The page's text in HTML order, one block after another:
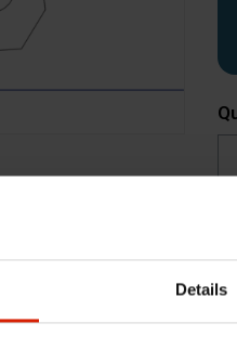
Details